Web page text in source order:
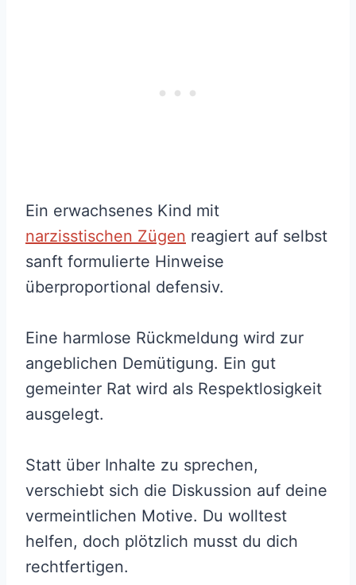
Ein erwachsenes Kind mit
narzisstischen Zügen reagiert auf selbst
sanft formulierte Hinweise
überproportional defensiv.
Eine harmlose Rückmeldung wird zur
angeblichen Demütigung. Ein gut
gemeinter Rat wird als Respektlosigkeit
ausgelegt.
Statt über Inhalte zu sprechen,
verschiebt sich die Diskussion auf deine
vermeintlichen Motive. Du wolltest
helfen, doch plötzlich musst du dich
rechtfertigen.